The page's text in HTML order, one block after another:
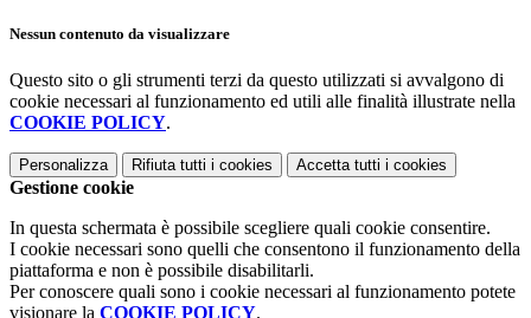
Nessun contenuto da visualizzare
Questo sito o gli strumenti terzi da questo utilizzati si avvalgono di
cookie necessari al funzionamento ed utili alle finalità illustrate nella
COOKIE POLICY.
Personalizza Rifiuta tutti i cookies Accetta tutti i cookies
Gestione cookie
In questa schermata è possibile scegliere quali cookie consentire.
I cookie necessari sono quelli che consentono il funzionamento della
piattaforma e non è possibile disabilitarli.
Per conoscere quali sono i cookie necessari al funzionamento potete
visionare la COOKIE POLICY.